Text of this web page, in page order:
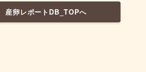
産卵レポートDB_TOPへ